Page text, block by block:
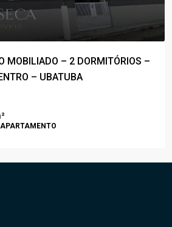
R$1.800.000,00
R$1.100,00
🚀COBERTURA DUPLEX À VENDA –
50M DA PRAIA – C/ VISTA P/ O MAR🚀
APARTAMENTO, COBERTURA